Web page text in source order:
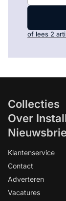
of lees 2
Collecties
Over
Klantenservice
Contact
Adverteren
Vacatures